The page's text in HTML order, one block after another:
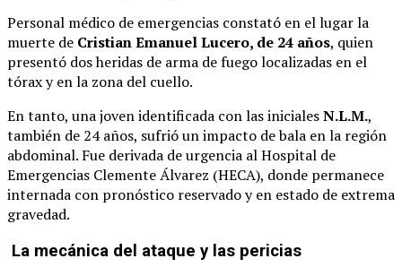
Personal médico de emergencias constató en el lugar la
muerte de Cristian Emanuel Lucero, de 24 años, quien
presentó dos heridas de arma de fuego localizadas en el
tórax y en la zona del cuello.
En tanto, una joven identificada con las inicialesN.L.M.,
también de 24 años, sufrió un impacto de bala en la región
abdominal. Fue derivada de urgencia al Hospital de
Emergencias Clemente Álvarez (HECA), donde permanece
internada con pronóstico reservado y en estado de extrema
gravedad.
La mecánica del ataque y las pericias